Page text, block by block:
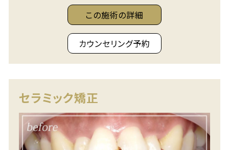
この施術の詳細
カウンセリング予約
セラミック矯正